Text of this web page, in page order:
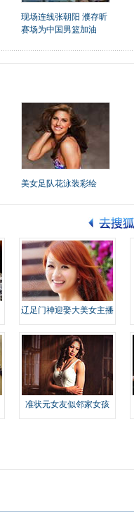
现场连线张朝阳 濮存昕
赛场为中国男篮加油
美女足队花泳装彩绘
辽足门神迎娶大美女主播
准状元女友似邻家女孩